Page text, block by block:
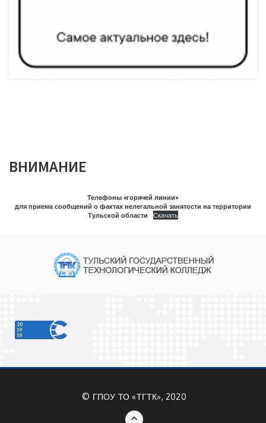
ВНИМАНИЕ
Телефоны «горячей линии»
для приема сообщений о фактах нелегальной занятости на территории
Тульской области
Скачать
© ГПОУ ТО «ТГТК», 2020